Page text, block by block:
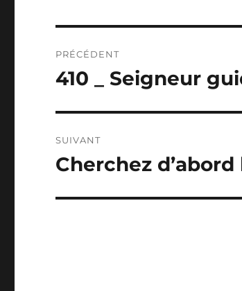
de
PRÉCÉDENT
Publication
410 _ Seigneur
SUIVANT
Publication
Cherchez